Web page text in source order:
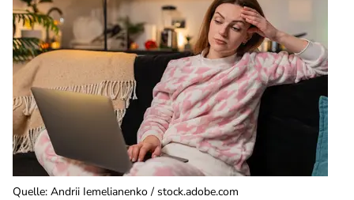
Quelle: Andrii Iemelianenko / stock.adobe.com